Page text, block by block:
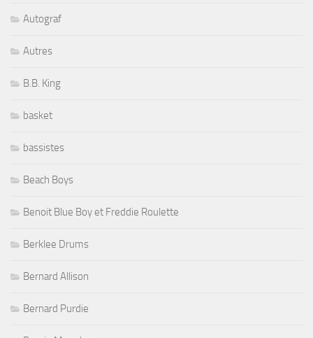
Autograf
Autres
B.B. King
basket
bassistes
Beach Boys
Benoit Blue Boy et Freddie Roulette
Berklee Drums
Bernard Allison
Bernard Purdie